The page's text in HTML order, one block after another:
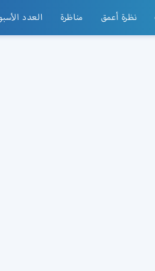
نظرة أعمق مناظرة العدد